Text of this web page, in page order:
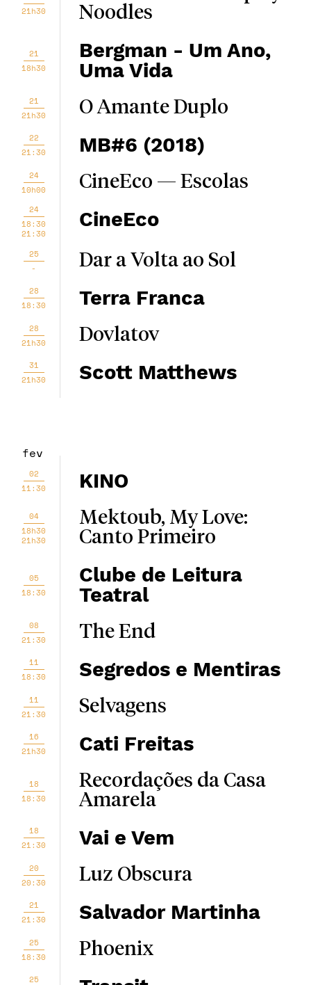
21h30
Noodles
21
18h30
Bergman - Um Ano,
Uma Vida
21
21h30
O Amante Duplo
22
21:30
MB#6 (2018)
24
10h00
CineEco — Escolas
24
18:30
21:30
CineEco
25
-
Dar a Volta ao Sol
28
18:30
Terra Franca
28
21h30
Dovlatov
31
21h30
Scott Matthews
fev
02
11:30
KINO
04
18h30
21h30
Mektoub, My Love:
Canto Primeiro
05
18:30
Clube de Leitura
Teatral
08
21:30
The End
11
18:30
Segredos e Mentiras
11
21:30
Selvagens
16
21h30
Cati Freitas
18
18:30
Recordações da Casa
Amarela
18
21:30
Vai e Vem
20
20:30
Luz Obscura
21
21:30
Salvador Martinha
25
18:30
Phoenix
25